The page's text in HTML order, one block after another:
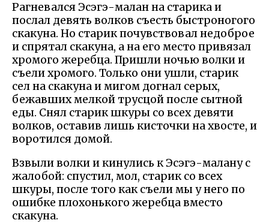
Рагневался Эсэгэ-малан на старика и
послал девять волков съесть быстроногого
скакуна. Но старик почувствовал недоброе
и спрятал скакуна, а на его место привязал
хромого жеребца. Пришли ночью волки и
съели хромого. Только они ушли, старик
сел на скакуна и мигом догнал серых,
бежавших мелкой трусцой после сытной
еды. Снял старик шкуры со всех девяти
волков, оставив лишь кисточки на хвосте, и
воротился домой.
Взвыли волки и кинулись к Эсэгэ-малану с
жалобой: спустил, мол, старик со всех
шкуры, после того как съели мы у него по
ошибке плохонького жеребца вместо
скакуна.